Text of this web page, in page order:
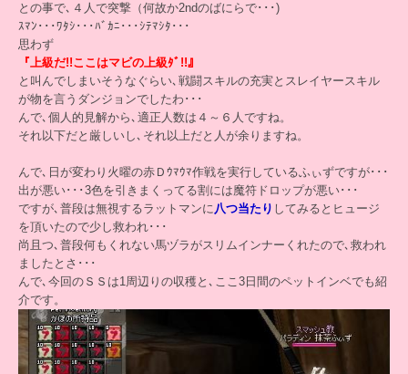
との事で､４人で突撃（何故か2ndのばにらで･･･)
ｽﾏﾝ･･･ﾜﾀｼ･･･ﾊﾞｶﾆ･･･ｼﾃﾏｼﾀ･･･
思わず
『上級だ!!ここはマビの上級ﾀﾞ!!』
と叫んでしまいそうなぐらい､戦闘スキルの充実とスレイヤースキル
が物を言うダンジョンでしたわ･･･
んで､個人的見解から､適正人数は４～６人ですね。
それ以下だと厳しいし､それ以上だと人が余りますね。
んで､日が変わり火曜の赤Ｄｳﾏｳﾏ作戦を実行しているふぃずですが･･･
出が悪い･･･3色を引きまくってる割には魔符ドロップが悪い･･･
ですが､普段は無視するラットマンに八つ当たり してみるとヒュージ
を頂いたので少し救われ･･･
尚且つ､普段何もくれない馬ヅラがスリムインナーくれたので､救われ
ましたとさ･･･
んで､今回のＳＳは1周辺りの収穫と､ここ3日間のペットインベでも紹
介です。